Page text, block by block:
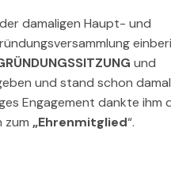
damaligen Haupt- und
und
und stand schon
Engagement dankte ihm
zum „Ehrenmitglied“.